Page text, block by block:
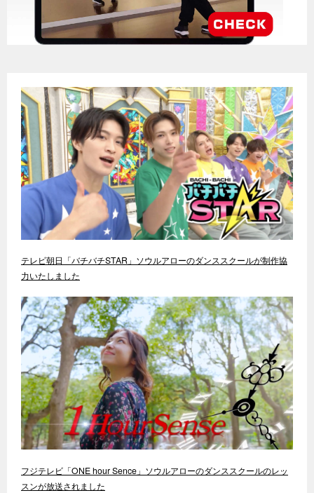
テレビ朝日「バチバチSTAR」ソウルアローのダンススクールが制作協
力いたしました
フジテレビ「ONE hour Sence」ソウルアローのダンススクールのレッ
スンが放送されました